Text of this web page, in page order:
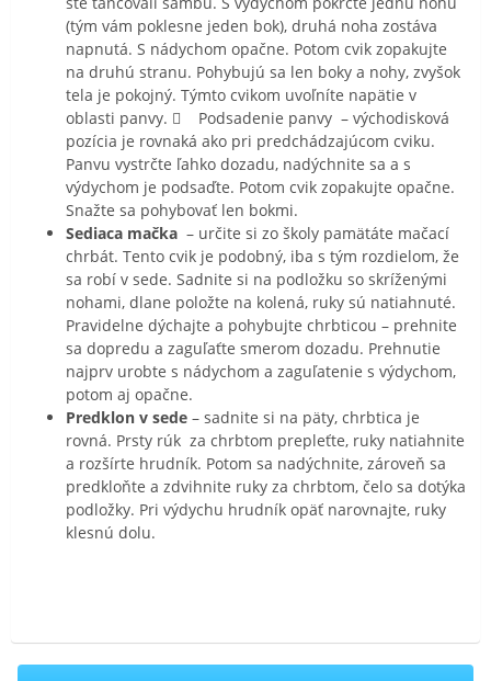
(tým vám poklesne jeden bok), druhá noha zostáva
napnutá. S nádychom opačne. Potom cvik zopakujte
na druhú stranu. Pohybujú sa len boky a nohy, zvyšok
tela je pokojný. Týmto cvikom uvoľníte napätie v
oblasti panvy.  Podsadenie panvy – východisková
pozícia je rovnaká ako pri predchádzajúcom cviku.
Panvu vystrčte ľahko dozadu, nadýchnite sa a s
výdychom je podsaďte. Potom cvik zopakujte opačne.
Snažte sa pohybovať len bokmi.
Sediaca mačka – určite si zo školy pamätáte mačací
chrbát. Tento cvik je podobný, iba s tým rozdielom, že
sa robí v sede. Sadnite si na podložku so skríženými
nohami, dlane položte na kolená, ruky sú natiahnuté.
Pravidelne dýchajte a pohybujte chrbticou – prehnite
sa dopredu a zaguľaťte smerom dozadu. Prehnutie
najprv urobte s nádychom a zaguľatenie s výdychom,
potom aj opačne.
Predklon v sede – sadnite si na päty, chrbtica je
rovná. Prsty rúk za chrbtom prepleťte, ruky natiahnite
a rozšírte hrudník. Potom sa nadýchnite, zároveň sa
predkloňte a zdvihnite ruky za chrbtom, čelo sa dotýka
podložky. Pri výdychu hrudník opäť narovnajte, ruky
klesnú dolu.